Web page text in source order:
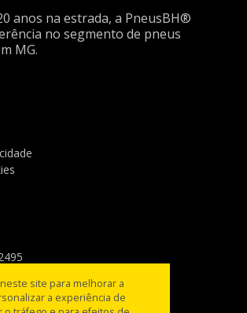
anos na estrada, a PneusBH®
no segmento de pneus
MG.
site para melhorar a
a experiência de